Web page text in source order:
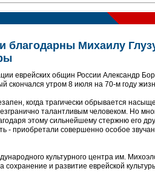
Михаилу
еврейских общин России Александр
скончался утром 8 июля на 70-м году
когда трагически обрывается
талантливым человеком. Но
этому сильнейшему стержню его
- приобретали совершенно особое
культурного центра им.
и развитие еврейской